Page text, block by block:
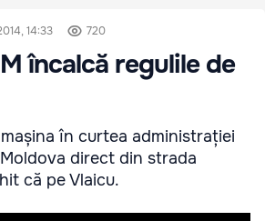
14:33 720
încalcă regulile de
în curtea administrației
direct din strada
că pe Vlaicu.